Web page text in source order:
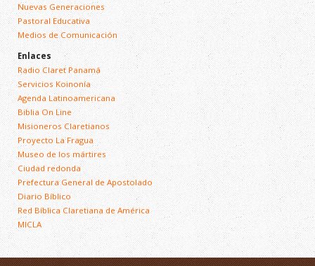
Nuevas Generaciones
Pastoral Educativa
Medios de Comunicación
Enlaces
Radio Claret Panamá
Servicios Koinonía
Agenda Latinoamericana
Biblia On Line
Misioneros Claretianos
Proyecto La Fragua
Museo de los mártires
Ciudad redonda
Prefectura General de Apostolado
Diario Bíblico
Red Bíblica Claretiana de América
MICLA